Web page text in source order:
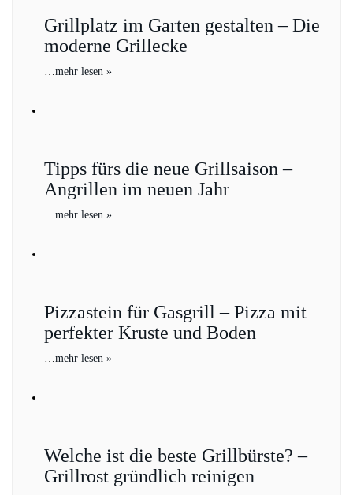
Grillplatz im Garten gestalten – Die
moderne Grillecke
…mehr lesen »
Tipps fürs die neue Grillsaison –
Angrillen im neuen Jahr
…mehr lesen »
Pizzastein für Gasgrill – Pizza mit
perfekter Kruste und Boden
…mehr lesen »
Welche ist die beste Grillbürste? –
Grillrost gründlich reinigen